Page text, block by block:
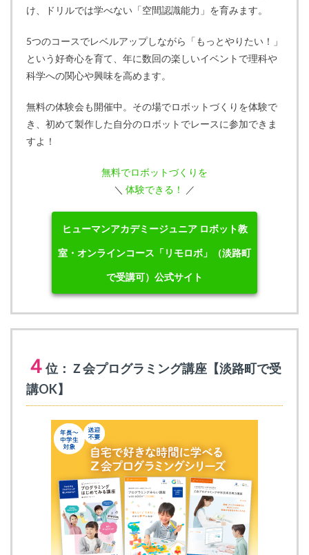
け、ドリルでは学べない「空間認識能力」を育みます。
5つのコースでレベルアップしながら「もっとやりたい！」
という好奇心を育て、年に数回の楽しいイベントで理科や
科学への関心や興味を高めます。
無料の体験会も開催中。その場でロボットづくりを体験で
き、初めて製作した自分のロボットでレースに参加できま
すよ！
無料でロボットづくりを
＼ 体験できる！ ／
ヒューマンアカデミージュニア ロボット教
室・オンラインコース「リモロボ」（淡路町
で受講可）公式サイト
４ 位：Ｚ会プログラミング講座【淡路町で受
講OK】